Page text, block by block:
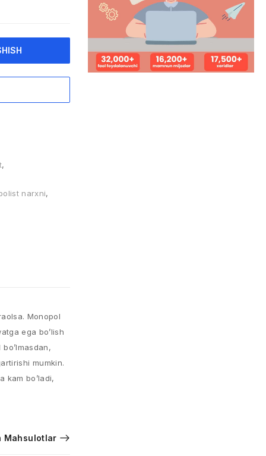
,
narxni,
Monopol
ega bo’lish
mumkin.
kam bo’ladi,
Mahsulotlar